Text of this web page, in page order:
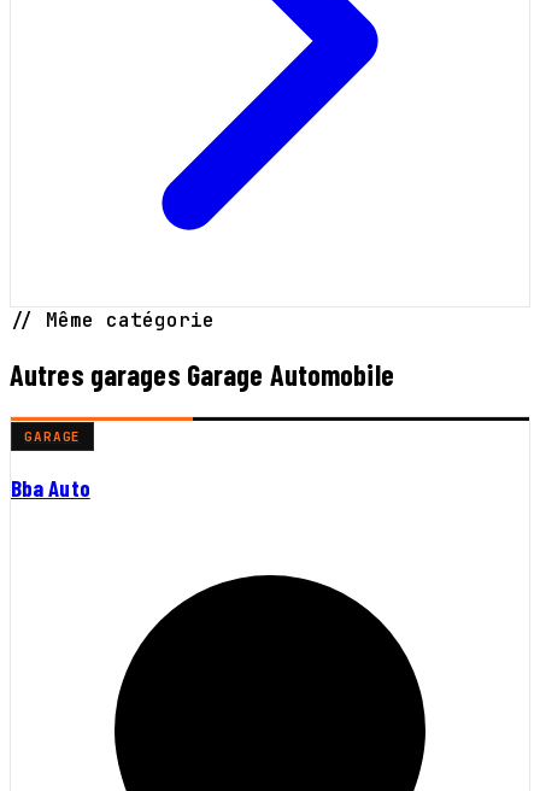
// Même catégorie
Autres garages Garage Automobile
GARAGE
Bba Auto